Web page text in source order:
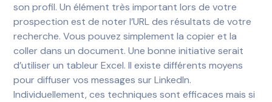
son profil.Un élément très important lors de votre
prospection est de noter l’URL des résultats de votre
recherche. Vous pouvez simplement la copier et la
coller dans un document. Une bonne initiative serait
d’utiliser un tableur Excel.Il existe différents moyens
pour diffuser vos messages sur LinkedIn.
Individuellement, ces techniques sont efficaces mais si